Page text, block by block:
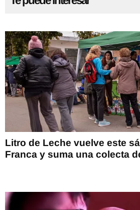
Litro de Leche vuelve este
Franca y suma una colecta